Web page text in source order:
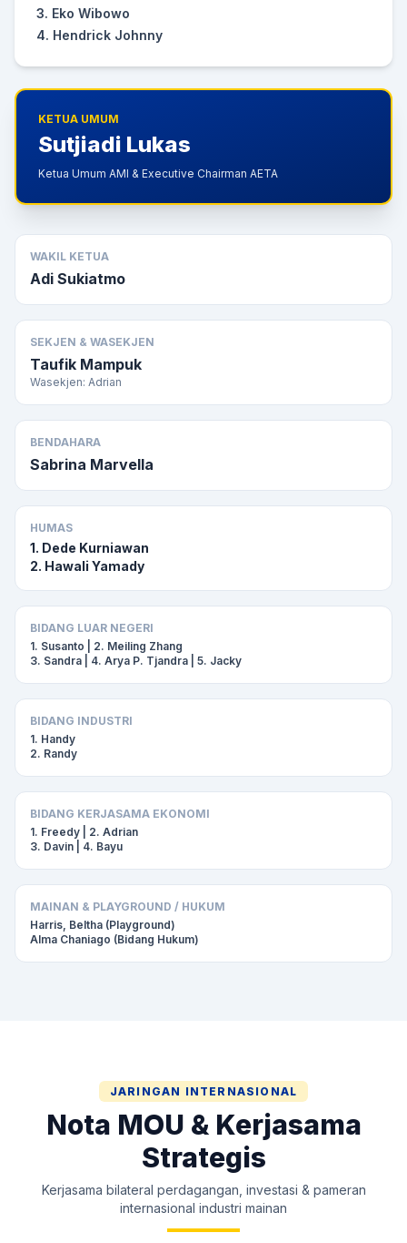
3. Eko Wibowo
4. Hendrick Johnny
KETUA UMUM
Sutjiadi Lukas
Ketua Umum AMI & Executive Chairman AETA
WAKIL KETUA
Adi Sukiatmo
SEKJEN & WASEKJEN
Taufik Mampuk
Wasekjen: Adrian
BENDAHARA
Sabrina Marvella
HUMAS
1. Dede Kurniawan
2. Hawali Yamady
BIDANG LUAR NEGERI
1. Susanto | 2. Meiling Zhang
3. Sandra | 4. Arya P. Tjandra | 5. Jacky
BIDANG INDUSTRI
1. Handy
2. Randy
BIDANG KERJASAMA EKONOMI
1. Freedy | 2. Adrian
3. Davin | 4. Bayu
MAINAN & PLAYGROUND / HUKUM
Harris, Beltha (Playground)
Alma Chaniago (Bidang Hukum)
JARINGAN INTERNASIONAL
Nota MOU & Kerjasama
Strategis
Kerjasama bilateral perdagangan, investasi & pameran
internasional industri mainan